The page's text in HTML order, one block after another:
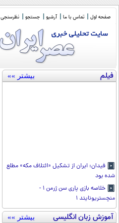
صفحه اول تماس با ما آرشیو جستجو نظرسنجی
فیلم بیشتر »»
فیدان: ایران از تشکیل «ائتلاف مکه» مطلع
شده بود
خلاصه بازی پاری سن ژرمن ۱ -
منچستریونایتد ۱
آموزش زبان انگلیسی بیشتر »»